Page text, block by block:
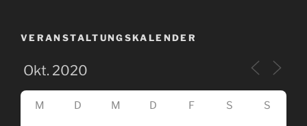
VERANSTALTUNGSKALENDER
M D M D F S S